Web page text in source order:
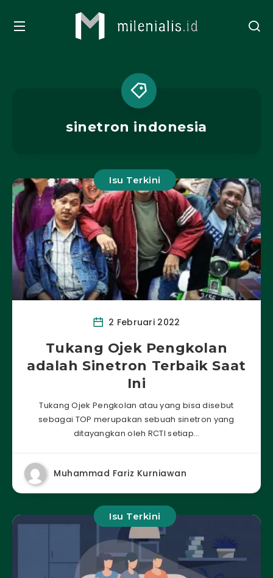
sinetron indonesia
Isu Terkini
2 Februari 2022
Tukang Ojek Pengkolan
adalah Sinetron Terbaik Saat
Ini
Tukang Ojek Pengkolan atau yang bisa disebut
sebagai TOP merupakan sebuah sinetron yang
ditayangkan oleh RCTI setiap…
Muhammad Fariz Kurniawan
Isu Terkini